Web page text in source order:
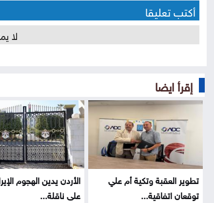
أكتب تعليقا
لا
إقرأ ايضا
تطوير العقبة وتكية أم علي
توقعان اتفاقية...
الأردن يدين الهجوم
على ناقلة...